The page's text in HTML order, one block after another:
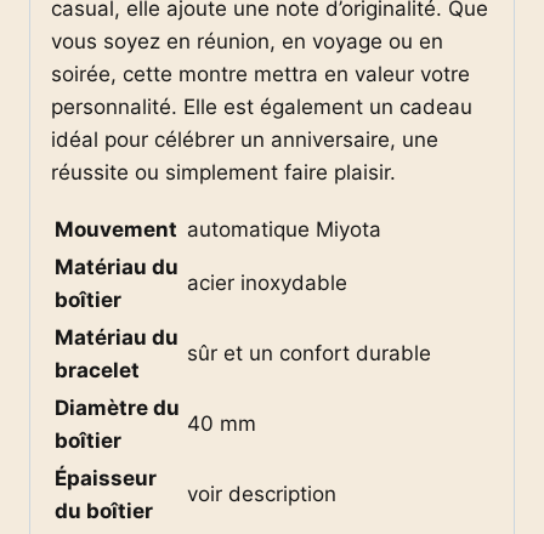
casual, elle ajoute une note d’originalité. Que
vous soyez en réunion, en voyage ou en
soirée, cette montre mettra en valeur votre
personnalité. Elle est également un cadeau
idéal pour célébrer un anniversaire, une
réussite ou simplement faire plaisir.
Mouvement automatique Miyota
Matériau du
boîtier
acier inoxydable
Matériau du
bracelet
sûr et un confort durable
Diamètre du
boîtier
40 mm
Épaisseur
du boîtier
voir description